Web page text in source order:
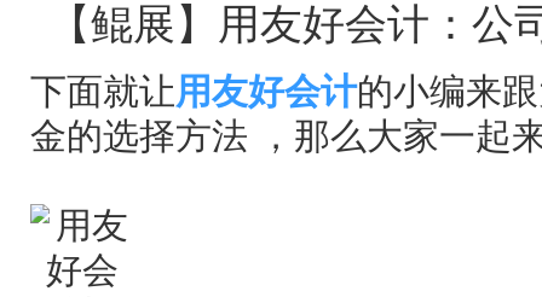
【鲲展】用友好会计：
下面就让用友好会计的小编来
金的选择方法 ，那么大家一起